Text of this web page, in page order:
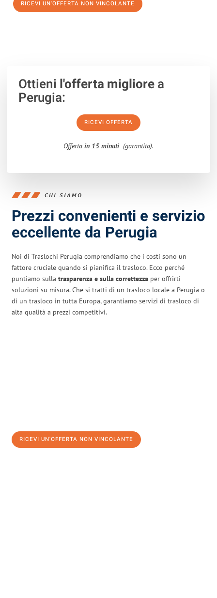
RICEVI UN'OFFERTA NON VINCOLANTE
Ottieni l'offerta migliorea
Perugia:
RICEVI OFFERTA
Offerta in 15 minuti (garantita).
CHI SIAMO
Prezzi convenienti e servizio
eccellente da Perugia
Noi di Traslochi Perugia comprendiamo che i costi sono un
fattore cruciale quando si pianifica il trasloco. Ecco perché
puntiamo sulla trasparenza e sulla correttezza per offrirti
soluzioni su misura. Che si tratti di un trasloco locale a Perugia o
di un trasloco in tutta Europa, garantiamo servizi di trasloco di
alta qualità a prezzi competitivi.
RICEVI UN'OFFERTA NON VINCOLANTE